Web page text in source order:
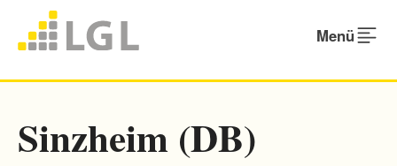
Menü
Sinzheim (DB)